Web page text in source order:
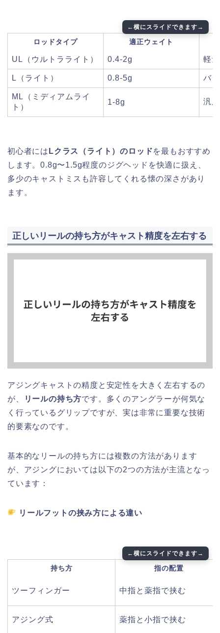
ロッドタイプ 適正ウェイト
UL（ウルトラライト） 0.4-2g 軽
L（ライト） 0.8-5g バ
ML（ミディアムライ
ト）
1-8g 汎
初心者には Lクラス（ライト）のロッドを最もおすすめ
します。0.8g〜1.5g程度のジグヘッドを快適に扱え、
多少のキャストミスも許容してくれる懐の深さがあり
ます。
正しいリールの持ち方がキャスト精度を左右する
アジングキャストの精度と安定性を大きく左右するの
が、
リールの持ち方です。多くのアングラーが何気な
く行っているグリップですが、実は非常に重要な技術
的要素なのです。
基本的なリールの持ち方には複数の方法があります
が、アジングにおいては以下の2つの方法が主流となっ
ています：
リールフットの挟み方による違い
持ち方 指の配置
ツーフィンガー 中指と薬指で挟む
アジング式 薬指と小指で挟む